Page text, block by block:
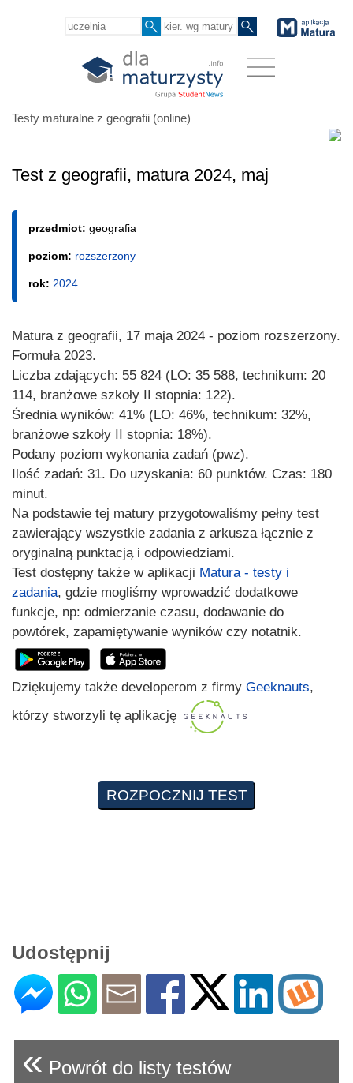
Testy maturalne z geografii (online)
Test z geografii, matura 2024, maj
przedmiot: geografia
poziom: rozszerzony
rok: 2024
Matura z geografii, 17 maja 2024 - poziom rozszerzony.
Formuła 2023.
Liczba zdających: 55 824 (LO: 35 588, technikum: 20
114, branżowe szkoły II stopnia: 122).
Średnia wyników: 41% (LO: 46%, technikum: 32%,
branżowe szkoły II stopnia: 18%).
Podany poziom wykonania zadań (pwz).
Ilość zadań: 31. Do uzyskania: 60 punktów. Czas: 180
minut.
Na podstawie tej matury przygotowaliśmy pełny test
zawierający wszystkie zadania z arkusza łącznie z
oryginalną punktacją i odpowiedziami.
Test dostępny także w aplikacji Matura - testy i
zadania, gdzie mogliśmy wprowadzić dodatkowe
funkcje, np: odmierzanie czasu, dodawanie do
powtórek, zapamiętywanie wyników czy notatnik.
Dziękujemy także developerom z firmy Geeknauts,
którzy stworzyli tę aplikację
Udostępnij
« Powrót do listy testów